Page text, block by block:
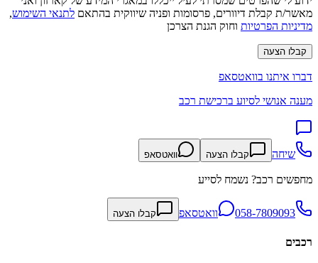
מאשר/ת קבלת דיוורים, פרסומות ופניה שיווקית בהתאם לתנאי השימוש,
מדיניות הפרטיות וחוק הגנת הצרכן
קבלו הצעה
דברו איתנו בוואטסאפ
מענה אנושי לסיוע ברכישת רכב
שיחה קבלו הצעה וואטסאפ
מחפשים רכב? נשמח לסייע
058-7809093 וואטסאפ קבלו הצעה
רכבים